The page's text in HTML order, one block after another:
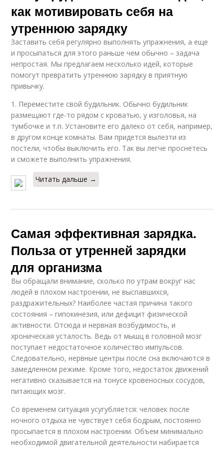
как мотивировать себя на
утреннюю зарядку
Заставить себя регулярно выполнять упражнения, а еще
и просыпаться для этого раньше чем обычно – задача
непростая. Мы предлагаем несколько идей, которые
помогут превратить утреннюю зарядку в приятную
привычку.
1. Переместите свой будильник. Обычно будильник
размещают где-то рядом с кроватью, у изголовья, на
тумбочке и т.п. Установите его далеко от себя, например,
в другом конце комнаты. Вам придется вылезти из
постели, чтобы выключить его. Так вы легче проснетесь
и сможете выполнить упражнения.
Читать дальше →
Самая эффективная зарядка.
Польза от утренней зарядки
для организма
Вы обращали внимание, сколько по утрам вокруг нас
людей в плохом настроении, не выспавшихся,
раздражительных? Наиболее частая причина такого
состояния – гипокинезия, или дефицит физической
активности. Отсюда и нервная возбудимость, и
хроническая усталость. Ведь от мышц в головной мозг
поступает недостаточное количество импульсов.
Следовательно, нервные центры после сна включаются в
замедленном режиме. Кроме того, недостаток движений
негативно сказывается на тонусе кровеносных сосудов,
питающих мозг.
Со временем ситуация усугубляется: человек после
ночного отдыха не чувствует себя бодрым, постоянно
просыпается в плохом настроении. Объем минимально
необходимой двигательной деятельности набирается